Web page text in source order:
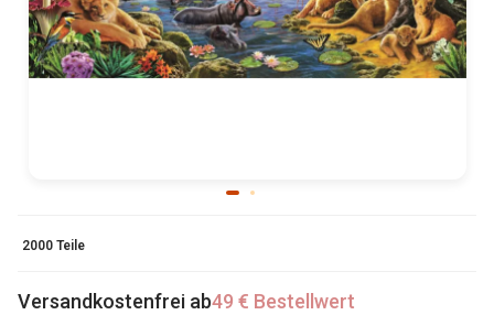
2000 Teile
Versandkostenfrei ab49 € Bestellwert